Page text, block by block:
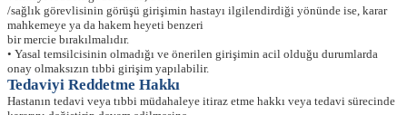
/sağlık görevlisinin görüşü girişimin hastayı ilgilendirdiği yönünde ise, karar
mahkemeye ya da hakem heyeti benzeri
bir mercie bırakılmalıdır.
• Yasal temsilcisinin olmadığı ve önerilen girişimin acil olduğu durumlarda
onay olmaksızın tıbbi girişim yapılabilir.
Tedaviyi Reddetme Hakkı
Hastanın tedavi veya tıbbi müdahaleye itiraz etme hakkı veya tedavi sürecinde